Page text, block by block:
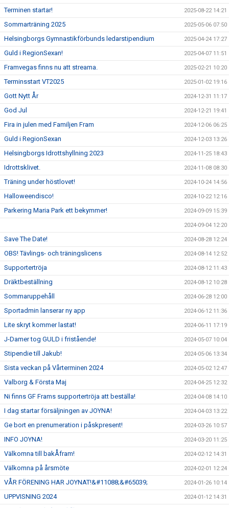
Terminen startar! 2025-08-22 14:21
Sommarträning 2025 2025-05-06 07:50
Helsingborgs Gymnastikförbunds ledarstipendium 2025-04-24 17:27
Guld i RegionSexan! 2025-04-07 11:51
Framvegas finns nu att streama. 2025-02-21 10:20
Terminsstart VT2025 2025-01-02 19:16
Gott Nytt År 2024-12-31 11:17
God Jul 2024-12-21 19:41
Fira in julen med Familjen Fram 2024-12-06 06:25
Guld i RegionSexan 2024-12-03 13:26
Helsingborgs Idrottshyllning 2023 2024-11-25 18:43
Idrottsklivet. 2024-11-08 08:30
Träning under höstlovet! 2024-10-24 14:56
Halloweendisco! 2024-10-22 12:16
Parkering Maria Park ett bekymmer! 2024-09-09 15:39
2024-09-04 12:20
Save The Date! 2024-08-28 12:24
OBS! Tävlings- och träningslicens 2024-08-14 12:52
Supportertröja 2024-08-12 11:43
Dräktbeställning 2024-08-12 10:28
Sommaruppehåll 2024-06-28 12:00
Sportadmin lanserar ny app 2024-06-12 11:36
Lite skryt kommer lastat! 2024-06-11 17:19
J-Damer tog GULD i fristående! 2024-05-07 10:04
Stipendie till Jakub! 2024-05-06 13:34
Sista veckan på Vårterminen 2024 2024-05-02 12:47
Valborg & Första Maj 2024-04-25 12:32
Ni finns GF Frams supportertröja att beställa! 2024-04-08 14:10
I dag startar försäljningen av JOYNA! 2024-04-03 13:22
Ge bort en prenumeration i påskpresent! 2024-03-26 10:57
INFO JOYNA! 2024-03-20 11:25
Välkomna till bakÅfram! 2024-02-12 14:31
Välkomna på årsmöte 2024-02-01 12:24
VÅR FÖRENING HAR JOYNAT!&#11088;&#65039; 2024-01-26 10:14
UPPVISNING 2024 2024-01-12 14:31